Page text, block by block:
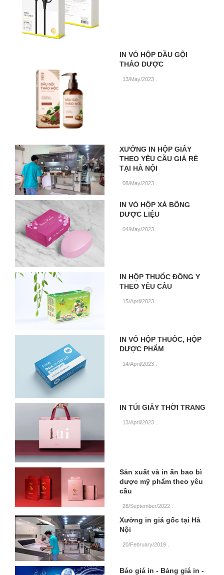
IN VỎ HỘP DẦU GỘI
THẢO DƯỢC
13/May/2023
XƯỞNG IN HỘP GIẤY
THEO YÊU CẦU GIÁ RẺ
TẠI HÀ NỘI
08/May/2023
IN VỎ HỘP XÀ BÔNG
DƯỢC LIỆU
04/May/2023
IN HỘP THUỐC ĐÔNG Y
THEO YÊU CẦU
15/April/2023
IN VỎ HỘP THUỐC, HỘP
DƯỢC PHẨM
14/April/2023
IN TÚI GIẤY THỜI TRANG
13/April/2023
Sản xuất và in ấn bao bì
dược mỹ phẩm theo yêu
cầu
28/September/2022
Xưởng in giá gốc tại Hà
Nội
20/February/2019
Báo giá in - Bảng giá in -